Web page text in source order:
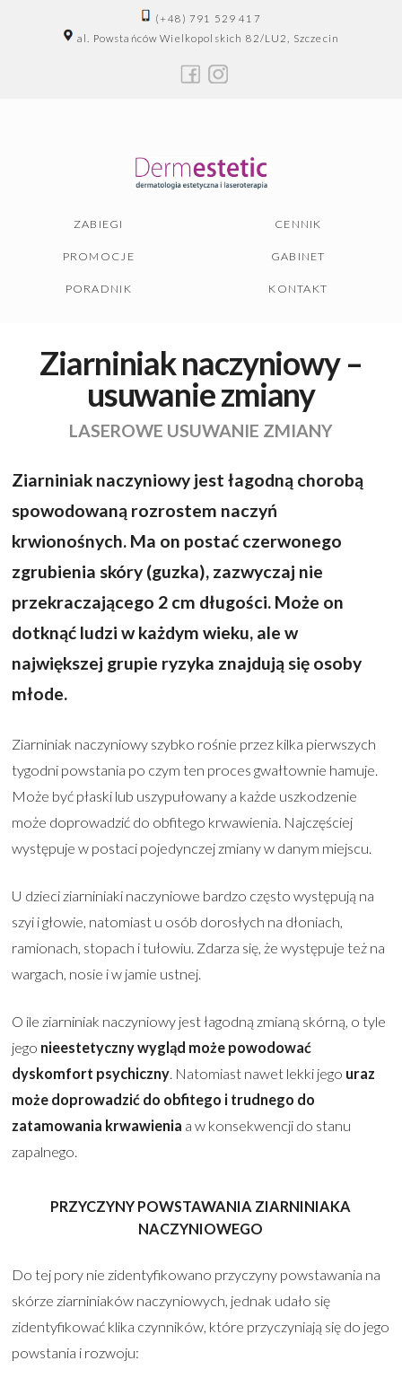
(+48) 791 529 417
al. Powstańców Wielkopolskich 82/LU2, Szczecin
ZABIEGI CENNIK
PROMOCJE GABINET
PORADNIK KONTAKT
Ziarniniak naczyniowy –
usuwanie zmiany
LASEROWE USUWANIE ZMIANY
Ziarniniak naczyniowy jest łagodną chorobą
spowodowaną rozrostem naczyń
krwionośnych. Ma on postać czerwonego
zgrubienia skóry (guzka), zazwyczaj nie
przekraczającego 2 cm długości. Może on
dotknąć ludzi w każdym wieku, ale w
największej grupie ryzyka znajdują się osoby
młode.
Ziarniniak naczyniowy szybko rośnie przez kilka pierwszych
tygodni powstania po czym ten proces gwałtownie hamuje.
Może być płaski lub uszypułowany a każde uszkodzenie
może doprowadzić do obfitego krwawienia. Najczęściej
występuje w postaci pojedynczej zmiany w danym miejscu.
U dzieci ziarniniaki naczyniowe bardzo często występują na
szyi i głowie, natomiast u osób dorosłych na dłoniach,
ramionach, stopach i tułowiu. Zdarza się, że występuje też na
wargach, nosie i w jamie ustnej.
O ile ziarniniak naczyniowy jest łagodną zmianą skórną, o tyle
jego nieestetyczny wygląd może powodować
dyskomfort psychiczny. Natomiast nawet lekki jego uraz
może doprowadzić do obfitego i trudnego do
zatamowania krwawienia a w konsekwencji do stanu
zapalnego.
PRZYCZYNY POWSTAWANIA ZIARNINIAKA
NACZYNIOWEGO
Do tej pory nie zidentyfikowano przyczyny powstawania na
skórze ziarniniaków naczyniowych, jednak udało się
zidentyfikować klika czynników, które przyczyniają się do jego
powstania i rozwoju: